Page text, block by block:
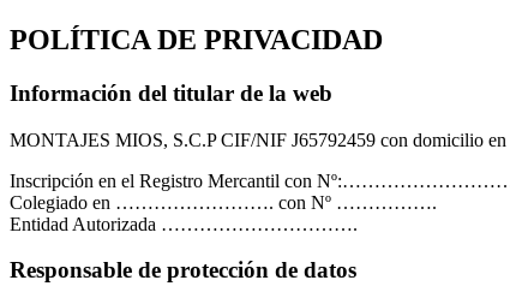
POLÍTICA DE PRIVACIDAD
Información del titular de la web
MONTAJES MIOS, S.C.P CIF/NIF J65792459 con domicilio
Inscripción en el Registro Mercantil con
Colegiado en ……………………. con Nº …………….
Entidad Autorizada ………………………….
Responsable de protección de datos